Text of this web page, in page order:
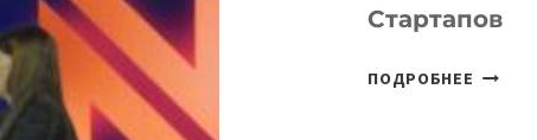
Стартапов
ПОДРОБНЕЕ ОТКРЫТ